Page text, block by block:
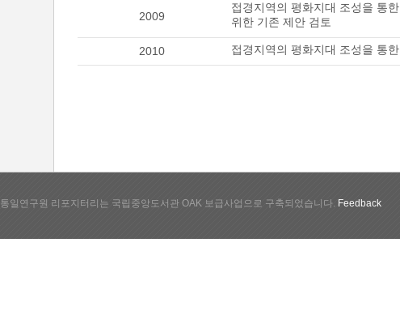
2009
접경지역의 평화지대 조성을 통
위한 기존 제안 검토
2010 접경지역의 평화지대 조성을 통
통일연구원 리포지터리는 국립중앙도서관 OAK 보급사업으로 구축되었습니다. Feedback